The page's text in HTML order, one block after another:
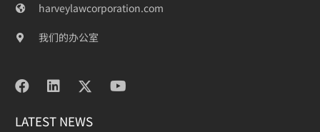
harveylawcorporation.com
我们的办公室
LATEST NEWS